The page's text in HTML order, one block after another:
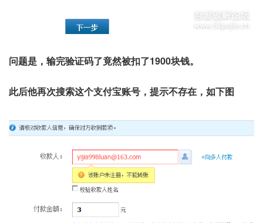
问题是，输完验证码了竟然被扣了1900块钱。
此后他再次搜索这个支付宝账号，提示不存在，如下图